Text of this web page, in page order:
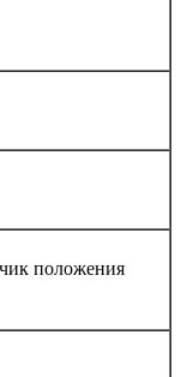
положения